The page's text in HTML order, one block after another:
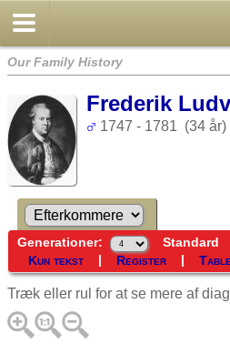
Our Family History
Frederik
1747 - 1781 (34 år)
Generationer: Standard
Kun tekst| Register|
Træk eller rul for at se mere af